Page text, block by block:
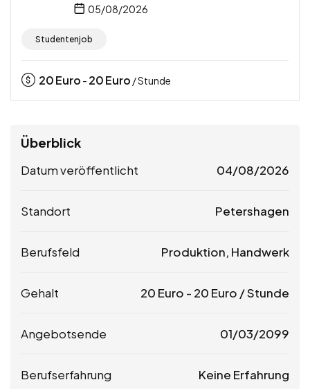
05/08/2026
Studentenjob
20Euro - 20Euro / Stunde
Überblick
Datum veröffentlicht 04/08/2026
Standort Petershagen
Berufsfeld Produktion, Handwerk
Gehalt 20 Euro - 20 Euro / Stunde
Angebotsende 01/03/2099
Berufserfahrung Keine Erfahrung